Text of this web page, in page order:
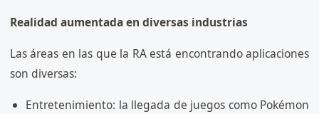
Realidad aumentada en diversas industrias
Las áreas en las que la RA está encontrando aplicaciones
son diversas:
Entretenimiento: la llegada de juegos como Pokémon